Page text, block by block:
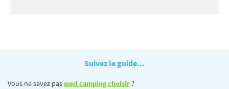
Suivez le guide...
Vous ne savez pasquel camping choisir?